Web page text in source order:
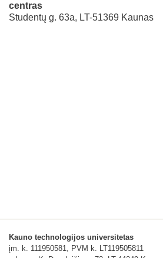
centras
Studentų g. 63a, LT-51369 Kaunas
Kauno technologijos universitetas
įm. k. 111950581, PVM k. LT119505811